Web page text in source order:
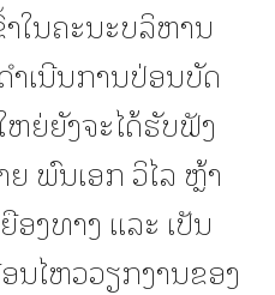
ໃນຄະນະບລິຫານ
ເນີນການປ່ອນບັດ
ຫຍ່ຍັງຈະໄດ້ຮັບຟັງ
ພົນເອກ ວິໄລ ຫຼ້າ
ອງທາງ ແລະ ເປັນ
ນໄຫວວຽກງານຂອງ